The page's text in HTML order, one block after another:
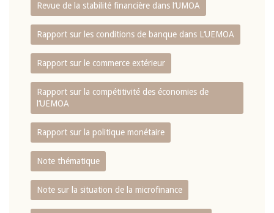
Revue de la stabilité financière dans l‘UMOA
Rapport sur les conditions de banque dans L‘UEMOA
Rapport sur le commerce extérieur
Rapport sur la compétitivité des économies de
l‘UEMOA
Rapport sur la politique monétaire
Note thématique
Note sur la situation de la microfinance